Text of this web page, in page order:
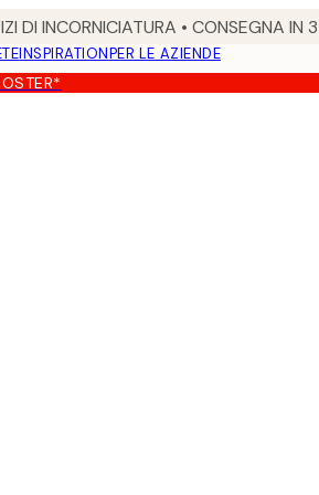
DI INCORNICIATURA • CONSEGNA IN
INSPIRATIONPER LE AZIENDE